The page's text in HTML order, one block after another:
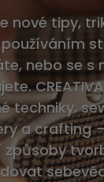
nové tipy,
nebo se s
techniky.
a crafting
způsoby